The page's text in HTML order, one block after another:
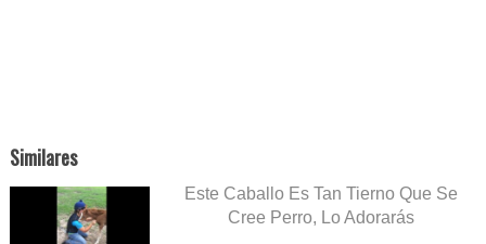
Similares
Este Caballo Es Tan Tierno Que Se
Cree Perro, Lo Adorarás